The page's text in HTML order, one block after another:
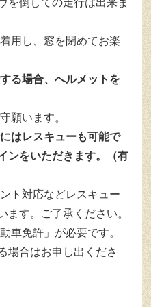
用し、窓を閉めてお楽
る場合、へルメットを
願います。
はレスキューも可能で
ンをいただきます。（有
ト対応などレスキュー
ます。ご了承ください。
車免許」が必要です。
場合はお申し出くださ